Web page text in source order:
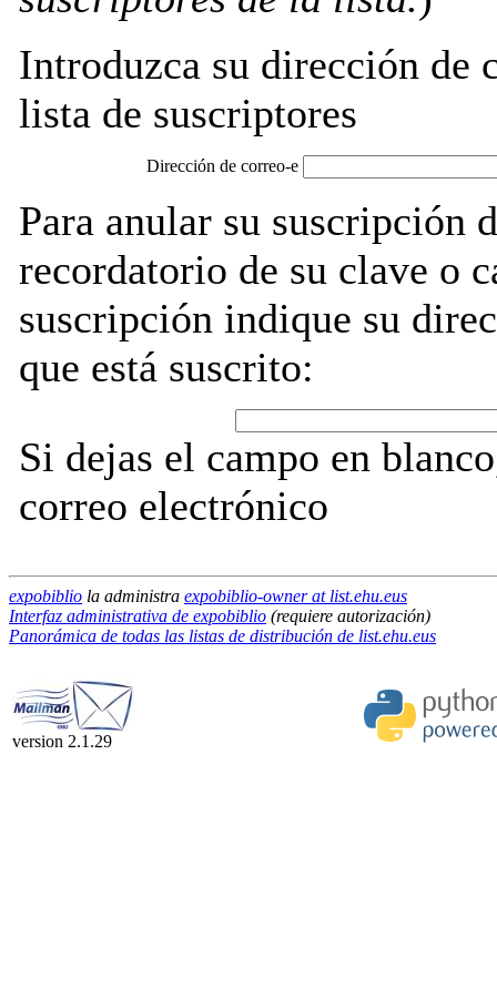
Introduzca su dirección de
lista de suscriptores
Dirección de correo-e
Para anular su suscripción
recordatorio de su clave o
suscripción indique su
que está suscrito:
Si dejas el campo en
correo electrónico
expobiblio la administra expobiblio-owner at list.ehu.eus
Interfaz administrativa de expobiblio (requiere autorización)
Panorámica de todas las listas de distribución de list.ehu.eus
version 2.1.29